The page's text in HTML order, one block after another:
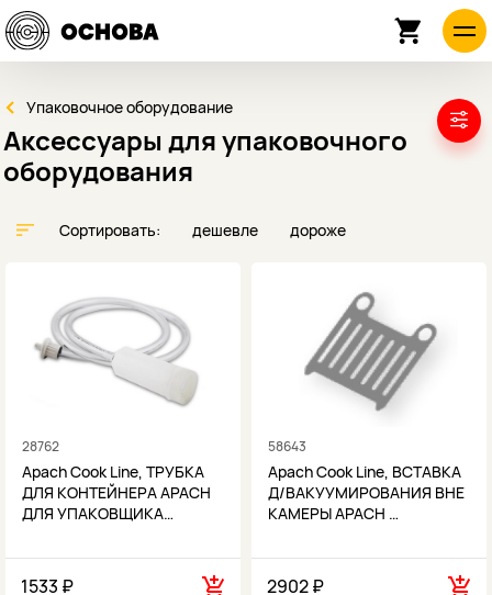
Упаковочное оборудование
Аксессуары для упаковочного
оборудования
Сортировать: дешевле дороже
28762
Apach Cook Line, ТРУБКА
ДЛЯ КОНТЕЙНЕРА APACH
ДЛЯ УПАКОВЩИКА…
1533 ₽
58643
Apach Cook Line, ВСТАВКА
Д/ВАКУУМИРОВАНИЯ ВНЕ
КАМЕРЫ APACH …
2902 ₽